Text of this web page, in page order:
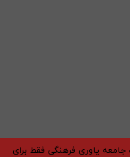
یاوری فرهنگی فقط برای